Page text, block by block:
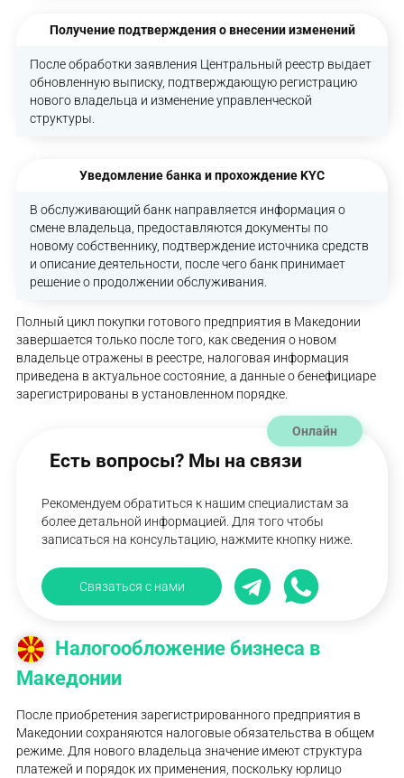
Получение подтверждения о внесении изменений
После обработки заявления Центральный реестр выдает
обновленную выписку, подтверждающую регистрацию
нового владельца и изменение управленческой
структуры.
Уведомление банка и прохождение KYC
В обслуживающий банк направляется информация о
смене владельца, предоставляются документы по
новому собственнику, подтверждение источника средств
и описание деятельности, после чего банк принимает
решение о продолжении обслуживания.
Полный цикл покупки готового предприятия в Македонии
завершается только после того, как сведения о новом
владельце отражены в реестре, налоговая информация
приведена в актуальное состояние, а данные о бенефициаре
зарегистрированы в установленном порядке.
Есть вопросы? Мы на связи
Рекомендуем обратиться к нашим специалистам за
более детальной информацией. Для того чтобы
записаться на консультацию, нажмите кнопку ниже.
Связаться с нами
Онлайн
Налогообложение бизнеса в
Македонии
После приобретения зарегистрированного предприятия в
Македонии сохраняются налоговые обязательства в общем
режиме. Для нового владельца значение имеют структура
платежей и порядок их применения, поскольку юрлицо